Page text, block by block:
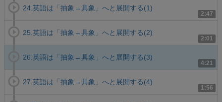
2:47
24.英語は「抽象→具象」へと展開する(1)
2:01
25.英語は「抽象→具象」へと展開する(2)
4:21
26.英語は「抽象→具象」へと展開する(3)
1:56
27.英語は「抽象→具象」へと展開する(4)